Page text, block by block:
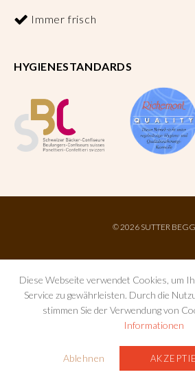
Immer frisch
HYGIENESTANDARDS
© 2026 SUTTER BEGG
Diese Webseite verwendet Cookies, um
Service zu gewährleisten. Durch die
stimmen Sie der Verwendung von
Informationen
Ablehnen